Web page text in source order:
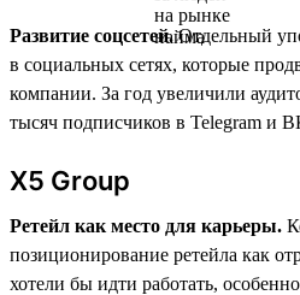
Развитие соцсетей.Отдельный
в социальных сетях, которые
компании. За год увеличили
тысяч подписчиков в Telegram и
X5 Group
Ретейл как место для карьеры.
позиционирование ретейла как
хотели бы идти работать,